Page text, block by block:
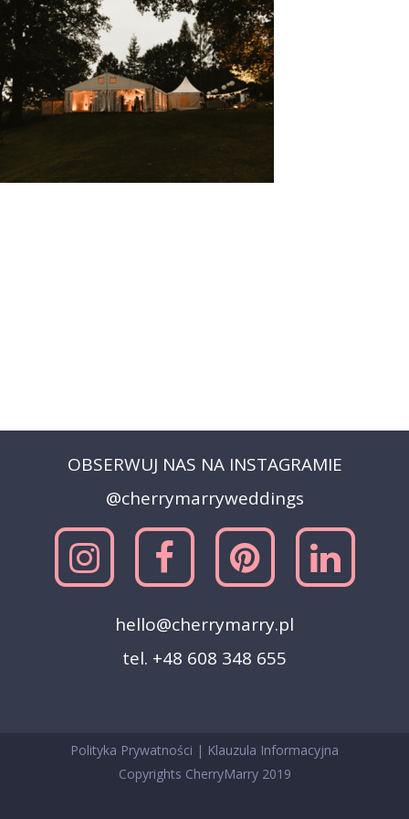
OBSERWUJ NAS NA INSTAGRAMIE
@cherrymarryweddings
hello@cherrymarry.pl
tel. +48 608 348 655
Polityka Prywatności | Klauzula Informacyjna
Copyrights CherryMarry 2019